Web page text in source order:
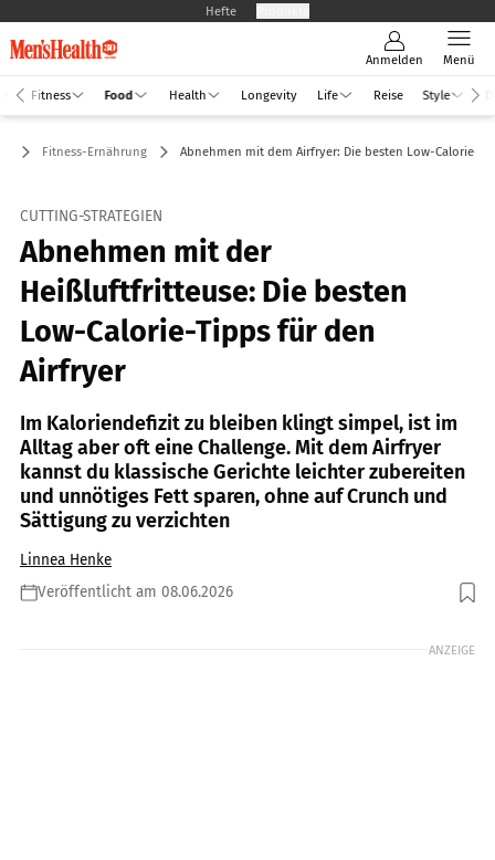
Hefte
Anmelden Menü
Fitness Food Health Longevity Life Reise Style
Fitness-Ernährung Abnehmen mit dem Airfryer: Die besten Low-Calorie-
CUTTING-STRATEGIEN
Abnehmen mit der
Heißluftfritteuse: Die besten
Low-Calorie-Tipps für den
Airfryer
Im Kaloriendefizit zu bleiben klingt simpel, ist im
Alltag aber oft eine Challenge. Mit dem Airfryer
kannst du klassische Gerichte leichter zubereiten
und unnötiges Fett sparen, ohne auf Crunch und
Sättigung zu verzichten
Linnea Henke
Veröffentlicht am 08.06.2026
Foto: zGel / GettyImages
ANZEIGE